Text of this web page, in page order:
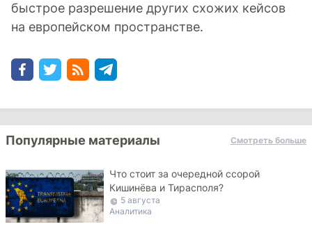
быстрое разрешение других схожих кейсов
на европейском пространстве.
Популярные материалы Смотреть больше
Что стоит за очередной ссорой
Кишинёва и Тирасполя?
5 августа
Аналитика